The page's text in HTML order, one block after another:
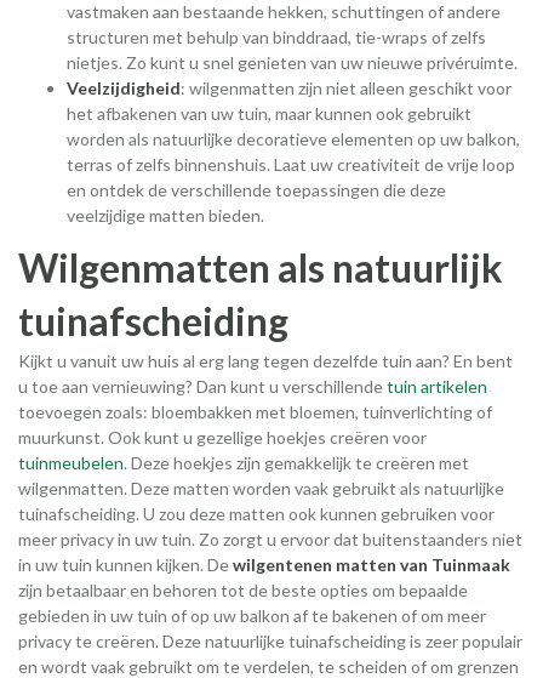
vastmaken aan bestaande hekken, schuttingen of andere
structuren met behulp van binddraad, tie-wraps of zelfs
nietjes. Zo kunt u snel genieten van uw nieuwe privéruimte.
Veelzijdigheid: wilgenmatten zijn niet alleen geschikt voor
het afbakenen van uw tuin, maar kunnen ook gebruikt
worden als natuurlijke decoratieve elementen op uw balkon,
terras of zelfs binnenshuis. Laat uw creativiteit de vrije loop
en ontdek de verschillende toepassingen die deze
veelzijdige matten bieden.
Wilgenmatten als natuurlijk
tuinafscheiding
Kijkt u vanuit uw huis al erg lang tegen dezelfde tuin aan? En bent
u toe aan vernieuwing? Dan kunt u verschillendetuin artikelen
toevoegen zoals: bloembakken met bloemen, tuinverlichting of
muurkunst. Ook kunt u gezellige hoekjes creëren voor
tuinmeubelen. Deze hoekjes zijn gemakkelijk te creëren met
wilgenmatten. Deze matten worden vaak gebruikt als natuurlijke
tuinafscheiding. U zou deze matten ook kunnen gebruiken voor
meer privacy in uw tuin. Zo zorgt u ervoor dat buitenstaanders niet
in uw tuin kunnen kijken. Dewilgentenen matten van Tuinmaak
zijn betaalbaar en behoren tot de beste opties om bepaalde
gebieden in uw tuin of op uw balkon af te bakenen of om meer
privacy te creëren. Deze natuurlijke tuinafscheiding is zeer populair
en wordt vaak gebruikt om te verdelen, te scheiden of om grenzen